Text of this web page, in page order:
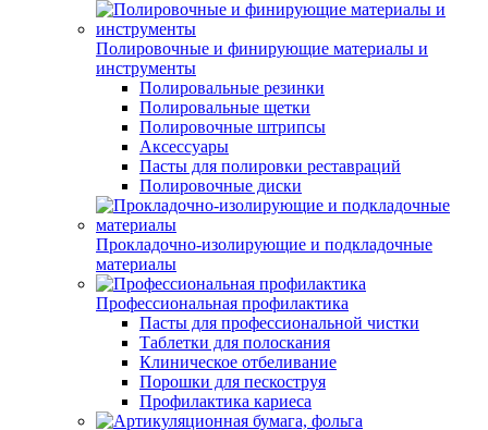
Полировочные и финирующие материалы и
инструменты
Полировальные резинки
Полировальные щетки
Полировочные штрипсы
Аксессуары
Пасты для полировки реставраций
Полировочные диски
Прокладочно-изолирующие и подкладочные
материалы
Профессиональная профилактика
Пасты для профессиональной чистки
Таблетки для полоскания
Клиническое отбеливание
Порошки для пескоструя
Профилактика кариеса